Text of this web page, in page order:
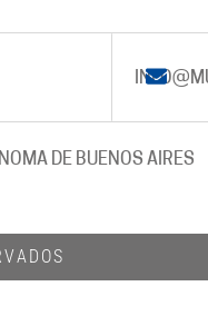
DE BUENOS AIRES